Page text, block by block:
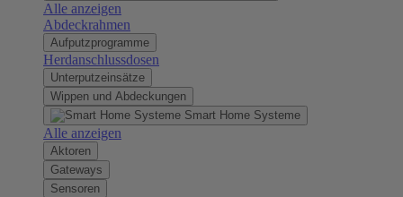
Alle anzeigen
Abdeckrahmen
Aufputzprogramme
Herdanschlussdosen
Unterputzeinsätze
Wippen und Abdeckungen
Smart Home Systeme
Alle anzeigen
Aktoren
Gateways
Sensoren